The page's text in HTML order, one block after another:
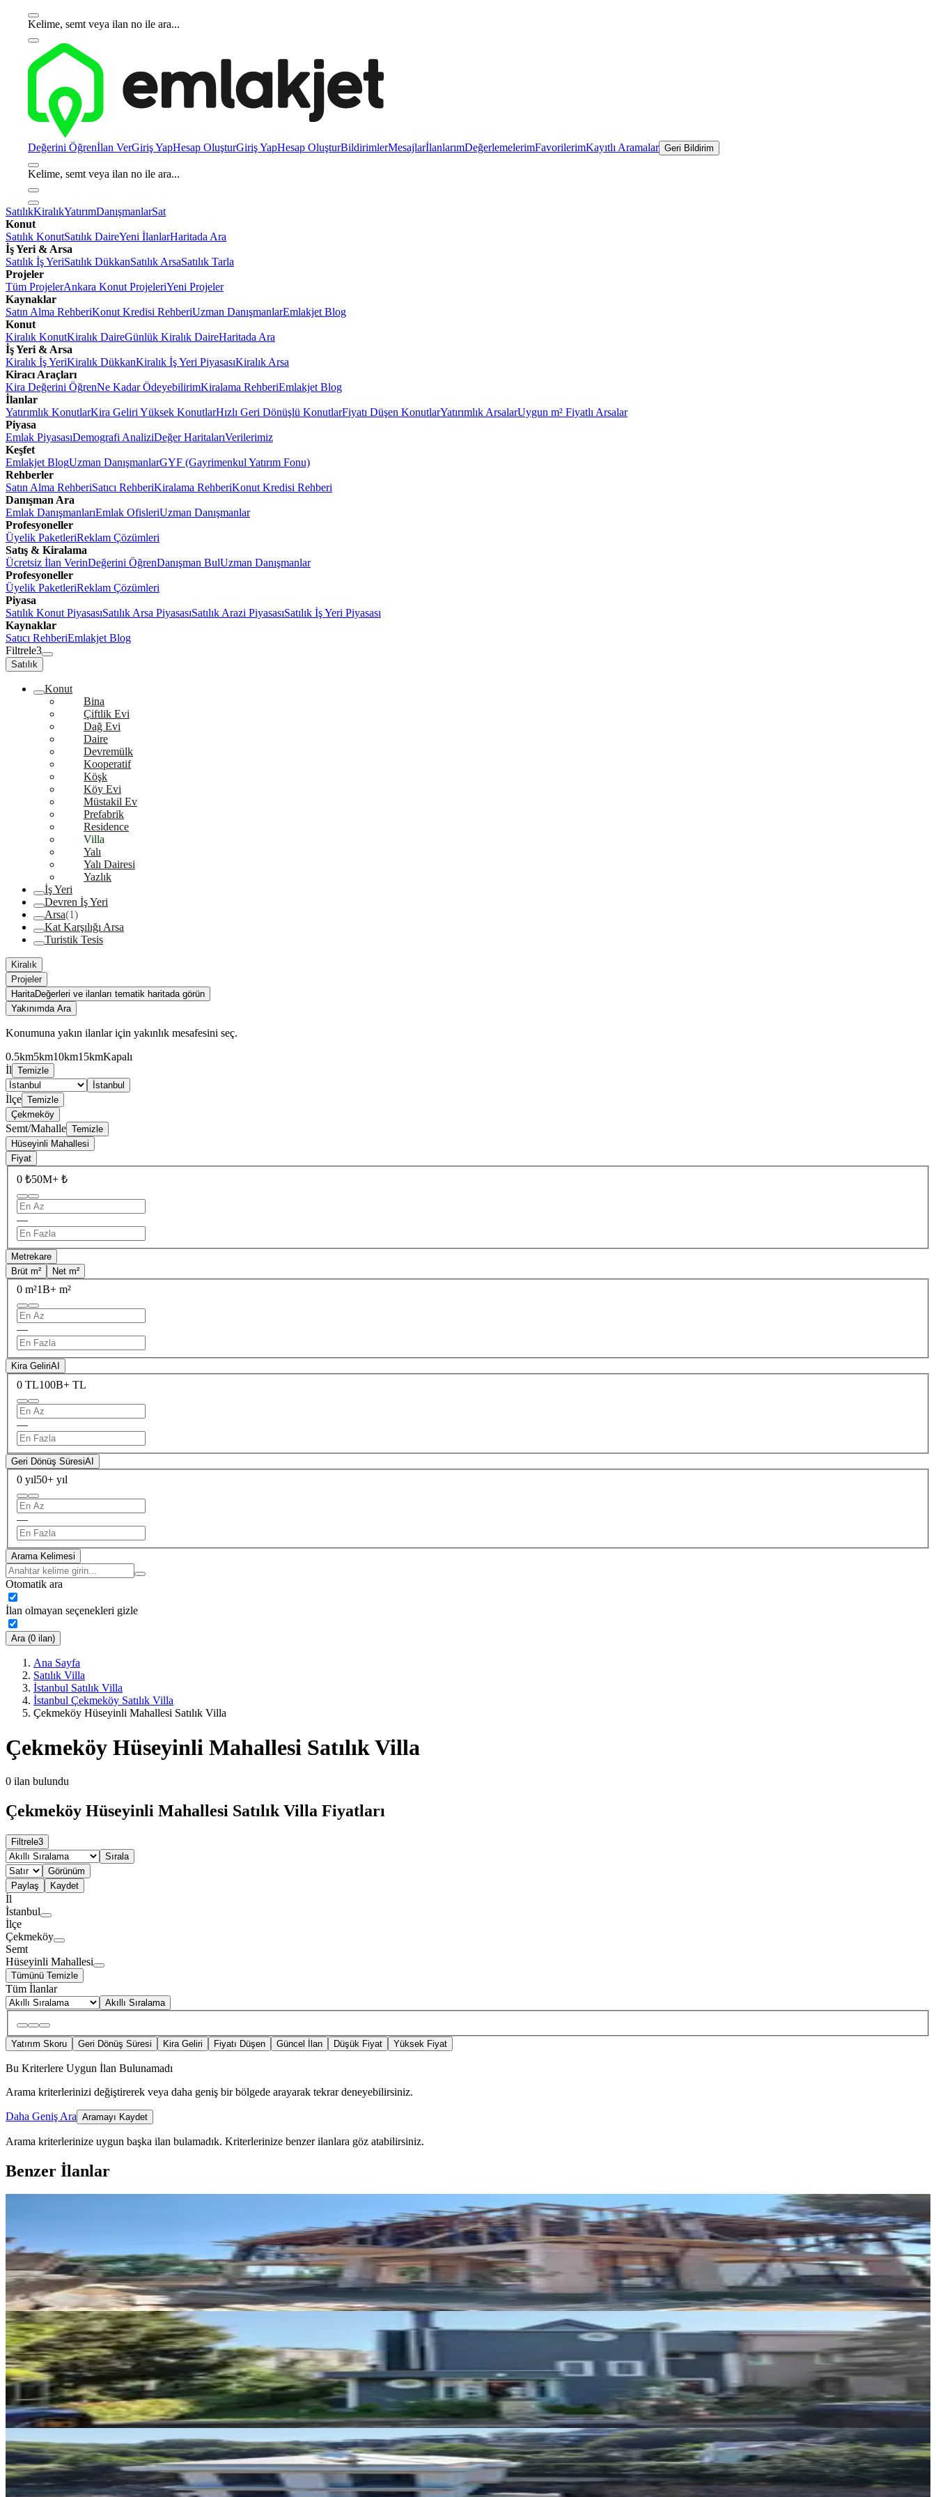
Kelime, semt veya ilan no ile ara...
Değerini Öğrenİlan VerGiriş YapHesap OluşturGiriş YapHesap OluşturBildirimlerMesajlarİlanlarımDeğerlemelerimFavorilerimKayıtlı Aramalar Geri Bildirim
Kelime, semt veya ilan no ile ara...
SatılıkKiralıkYatırımDanışmanlarSat
Konut
Satılık KonutSatılık DaireYeni İlanlarHaritada Ara
İş Yeri & Arsa
Satılık İş YeriSatılık DükkanSatılık ArsaSatılık Tarla
Projeler
Tüm ProjelerAnkara Konut ProjeleriYeni Projeler
Kaynaklar
Satın Alma RehberiKonut Kredisi RehberiUzman DanışmanlarEmlakjet Blog
Konut
Kiralık KonutKiralık DaireGünlük Kiralık DaireHaritada Ara
İş Yeri & Arsa
Kiralık İş YeriKiralık DükkanKiralık İş Yeri PiyasasıKiralık Arsa
Kiracı Araçları
Kira Değerini ÖğrenNe Kadar ÖdeyebilirimKiralama RehberiEmlakjet Blog
İlanlar
Yatırımlık KonutlarKira Geliri Yüksek KonutlarHızlı Geri Dönüşlü KonutlarFiyatı Düşen KonutlarYatırımlık ArsalarUygun m² Fiyatlı Arsalar
Piyasa
Emlak PiyasasıDemografi AnaliziDeğer HaritalarıVerilerimiz
Keşfet
Emlakjet BlogUzman DanışmanlarGYF (Gayrimenkul Yatırım Fonu)
Rehberler
Satın Alma RehberiSatıcı RehberiKiralama RehberiKonut Kredisi Rehberi
Danışman Ara
Emlak DanışmanlarıEmlak OfisleriUzman Danışmanlar
Profesyoneller
Üyelik PaketleriReklam Çözümleri
Satış & Kiralama
Ücretsiz İlan VerinDeğerini ÖğrenDanışman BulUzman Danışmanlar
Profesyoneller
Üyelik PaketleriReklam Çözümleri
Piyasa
Satılık Konut PiyasasıSatılık Arsa PiyasasıSatılık Arazi PiyasasıSatılık İş Yeri Piyasası
Kaynaklar
Satıcı RehberiEmlakjet Blog
Filtrele3
Satılık
Konut
Bina
Çiftlik Evi
Dağ Evi
Daire
Devremülk
Kooperatif
Köşk
Köy Evi
Müstakil Ev
Prefabrik
Residence
Villa
Yalı
Yalı Dairesi
Yazlık
İş Yeri
Devren İş Yeri
Arsa(1)
Kat Karşılığı Arsa
Turistik Tesis
Kiralık
Projeler
HaritaDeğerleri ve ilanları tematik haritada görün
Yakınımda Ara
Konumuna yakın ilanlar için yakınlık mesafesini seç.
0.5km5km10km15kmKapalı
İl Temizle
İstanbul
İlçe Temizle
Çekmeköy
Semt/Mahalle Temizle
Hüseyinli Mahallesi
Fiyat
0 ₺50M+ ₺
—
Metrekare
Brüt m²
Net m²
0 m²1B+ m²
—
Kira GeliriAI
0 TL100B+ TL
—
Geri Dönüş SüresiAI
0 yıl50+ yıl
—
Arama Kelimesi
Otomatik ara
İlan olmayan seçenekleri gizle
Ara (0 ilan)
Ana Sayfa
Satılık Villa
İstanbul Satılık Villa
İstanbul Çekmeköy Satılık Villa
Çekmeköy Hüseyinli Mahallesi Satılık Villa
Çekmeköy Hüseyinli Mahallesi Satılık Villa
0 ilan bulundu
Çekmeköy Hüseyinli Mahallesi Satılık Villa Fiyatları
Filtrele3
Sırala
Görünüm
Paylaş
Kaydet
İl
İstanbul
İlçe
Çekmeköy
Semt
Hüseyinli Mahallesi
Tümünü Temizle
Tüm İlanlar
Akıllı Sıralama
Yatırım Skoru Geri Dönüş Süresi Kira Geliri Fiyatı Düşen Güncel İlan Düşük Fiyat Yüksek Fiyat
Bu Kriterlere Uygun İlan Bulunamadı
Arama kriterlerinizi değiştirerek veya daha geniş bir bölgede arayarak tekrar deneyebilirsiniz.
Daha Geniş Ara Aramayı Kaydet
Arama kriterlerinize uygun başka ilan bulamadık. Kriterlerinize benzer ilanlara göz atabilirsiniz.
Benzer İlanlar
Çekmeköy Ömerli'de 2026aralık Teslim 342m² Arsada 2,5kat Villa
Çekmeköy, Ömerli Mahallesi
5+1·360 m²·25.07.2026
49.500.000 ₺
FUNDA EREN GAYRİMENKULFunda Eren
Ara
ŞÖMİNELİ
Çekmeköy Villa Belde Sitesi Satılık Villa
Çekmeköy, Mimar Sinan Mahallesi
4+1·315 m²·09.07.2026
49.000.000 ₺
PROMES GAYRİMENKUL VE DANIŞMANLIK AŞMurat Erdem Şengül
Özel Projede Satılık Villa...
Çekmeköy, Reşadiye Mahallesi
NOSERİ YATIRIM GAYRİMENKUL VE GELİŞTİRMEBİRKAN AKYILMAZ